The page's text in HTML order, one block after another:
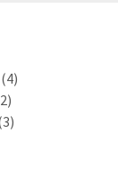
44
22
produits
33